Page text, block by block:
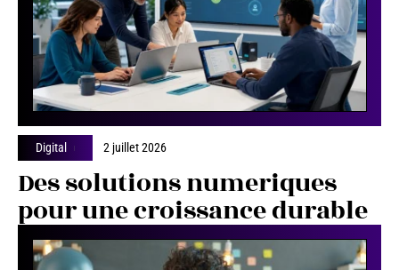
Digital 2 juillet 2026
Des solutions numeriques
pour une croissance durable